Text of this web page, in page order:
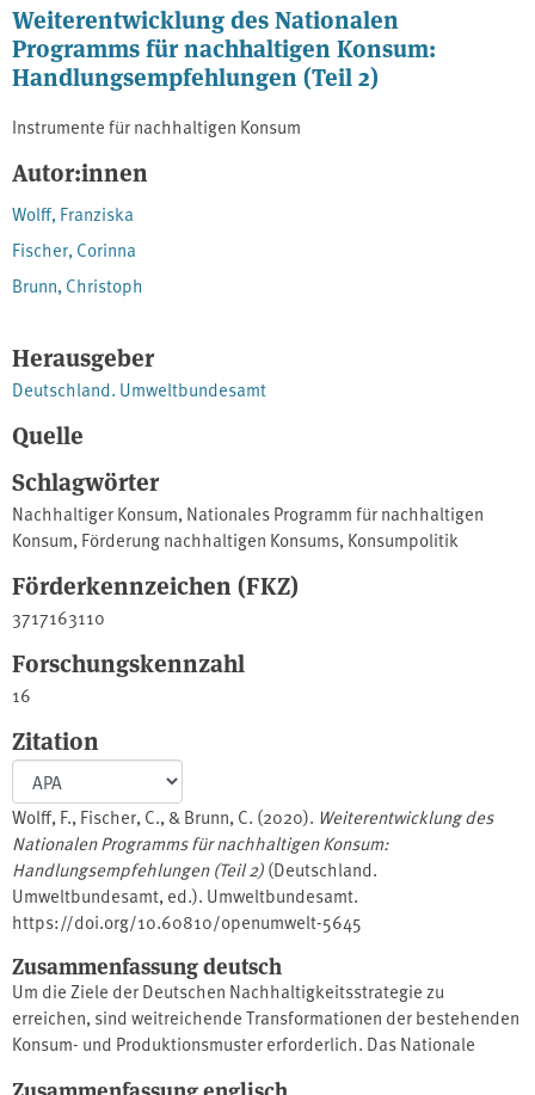
Weiterentwicklung des Nationalen
Programms für nachhaltigen Konsum:
Handlungsempfehlungen (Teil 2)
Instrumente für nachhaltigen Konsum
Autor:innen
Wolff, Franziska
Fischer, Corinna
Brunn, Christoph
Herausgeber
Deutschland. Umweltbundesamt
Quelle
Schlagwörter
Nachhaltiger Konsum,Nationales Programm für nachhaltigen
Konsum,Förderung nachhaltigen Konsums,Konsumpolitik
Förderkennzeichen (FKZ)
3717163110
Forschungskennzahl
16
Zitation
Wolff, F., Fischer, C., & Brunn, C. (2020). Weiterentwicklung des
Nationalen Programms für nachhaltigen Konsum:
Handlungsempfehlungen (Teil 2)(Deutschland.
Umweltbundesamt, ed.). Umweltbundesamt.
https://doi.org/10.60810/openumwelt-5645
Zusammenfassung deutsch
Um die Ziele der Deutschen Nachhaltigkeitsstrategie zu
erreichen, sind weitreichende Transformationen der bestehenden
Konsum- und Produktionsmuster erforderlich. Das Nationale